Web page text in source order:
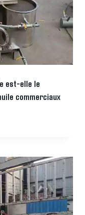
est-elle le
commerciaux